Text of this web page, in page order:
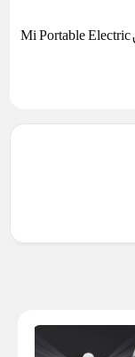
قدرت در جیب شما: پمپ باد شارژی شیائومی Mi Portable Electric